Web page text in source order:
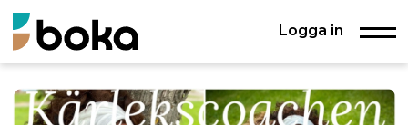
Logga in